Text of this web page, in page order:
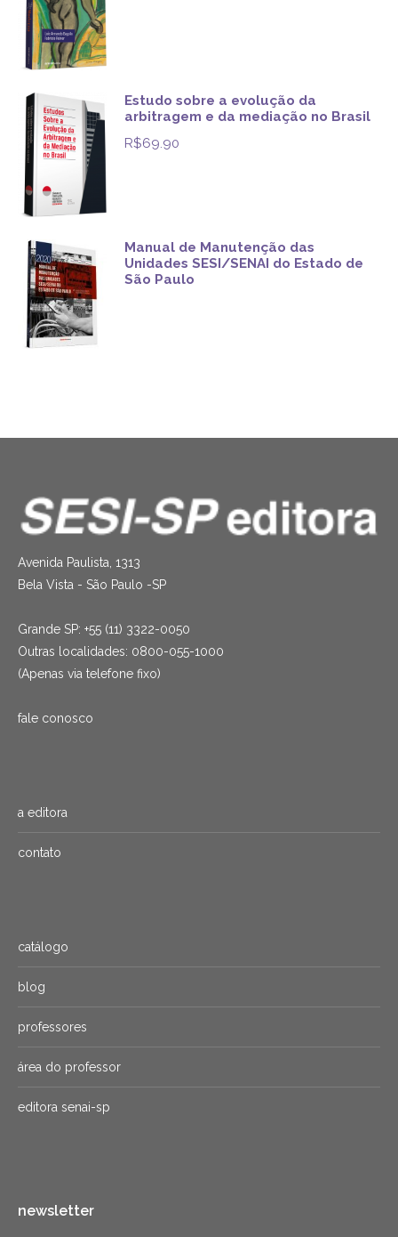
Estudo sobre a evolução da
arbitragem e da mediação no Brasil
R$69.90
Manual de Manutenção das
Unidades SESI/SENAI do Estado de
São Paulo
Avenida Paulista, 1313
Bela Vista - São Paulo -SP
Grande SP: +55 (11) 3322-0050
Outras localidades: 0800-055-1000
(Apenas via telefone fixo)
fale conosco
a editora
contato
catálogo
blog
professores
área do professor
editora senai-sp
newsletter